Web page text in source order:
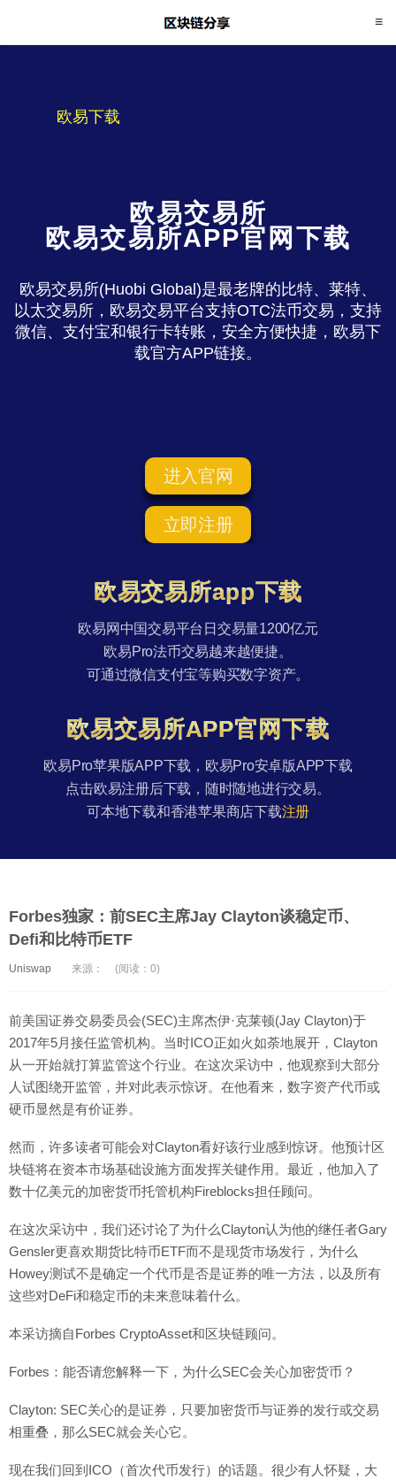
欧易下载
欧易交易所
欧易交易所APP官网下载
欧易交易所(Huobi Global)是最老牌的比特、莱特、
以太交易所，欧易交易平台支持OTC法币交易，支持
微信、支付宝和银行卡转账，安全方便快捷，欧易下
载官方APP链接。
进入官网
立即注册
欧易交易所app下载
欧易网中国交易平台日交易量1200亿元
欧易Pro法币交易越来越便捷。
可通过微信支付宝等购买数字资产。
欧易交易所APP官网下载
欧易Pro苹果版APP下载，欧易Pro安卓版APP下载
点击欧易注册后下载，随时随地进行交易。
可本地下载和香港苹果商店下载注册
Forbes独家：前SEC主席Jay Clayton谈稳定币、
Defi和比特币ETF
Uniswap 来源： (阅读：0)
前美国证券交易委员会(SEC)主席杰伊·克莱顿(Jay Clayton)于
2017年5月接任监管机构。当时ICO正如火如荼地展开，Clayton
从一开始就打算监管这个行业。在这次采访中，他观察到大部分
人试图绕开监管，并对此表示惊讶。在他看来，数字资产代币或
硬币显然是有价证券。
然而，许多读者可能会对Clayton看好该行业感到惊讶。他预计区
块链将在资本市场基础设施方面发挥关键作用。最近，他加入了
数十亿美元的加密货币托管机构Fireblocks担任顾问。
在这次采访中，我们还讨论了为什么Clayton认为他的继任者Gary
Gensler更喜欢期货比特币ETF而不是现货市场发行，为什么
Howey测试不是确定一个代币是否是证券的唯一方法，以及所有
这些对DeFi和稳定币的未来意味着什么。
本采访摘自Forbes CryptoAsset和区块链顾问。
Forbes：能否请您解释一下，为什么SEC会关心加密货币？
Clayton: SEC关心的是证券，只要加密货币与证券的发行或交易
相重叠，那么SEC就会关心它。
现在我们回到ICO（首次代币发行）的话题。很少有人怀疑，大